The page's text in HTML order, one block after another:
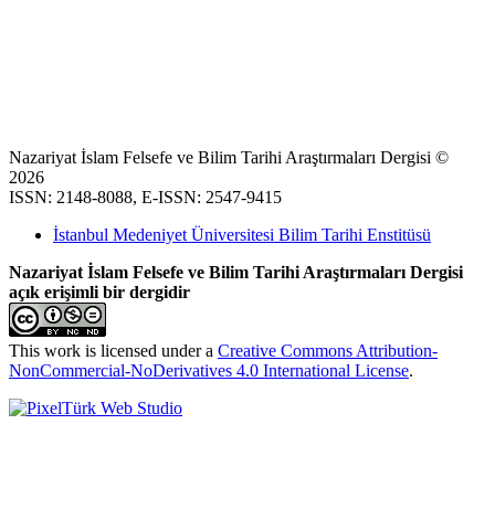
Nazariyat İslam Felsefe ve Bilim Tarihi Araştırmaları Dergisi ©
2026
ISSN: 2148-8088, E-ISSN: 2547-9415
İstanbul Medeniyet Üniversitesi Bilim Tarihi Enstitüsü
Nazariyat İslam Felsefe ve Bilim Tarihi Araştırmaları Dergisi
açık erişimli bir dergidir
This work is licensed under a Creative Commons Attribution-
NonCommercial-NoDerivatives 4.0 International License.